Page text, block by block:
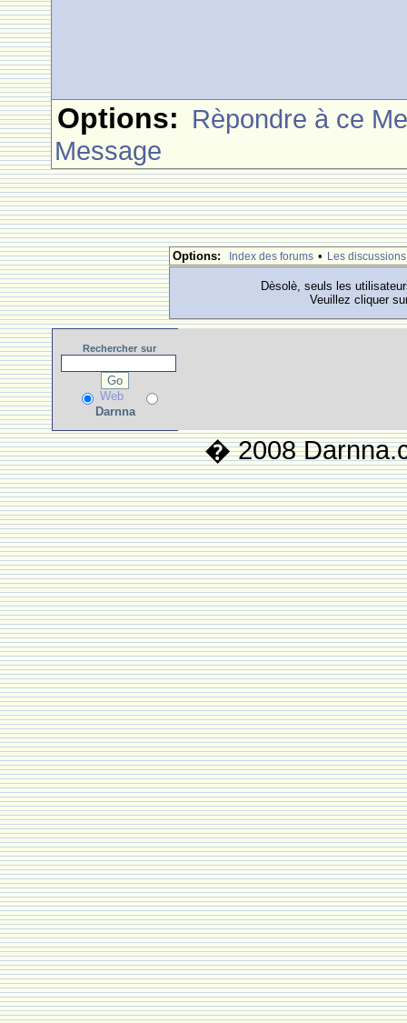
Options: Rèpondre à ce
Message
Options: Index des forums • Les discussions
Dèsolè, seuls les
Veuillez cliquer
Rechercher sur
Web
Darnna
� 2008